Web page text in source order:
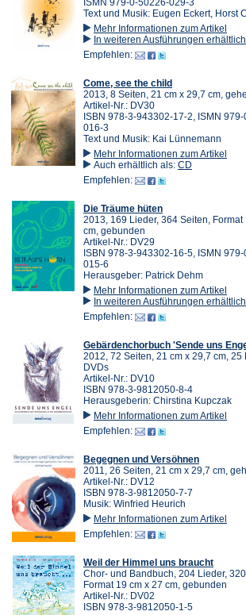
Text und Musik: Eugen Eckert, Horst
Mehr Informationen zum Artikel
In weiteren Ausführungen erhältlich
Empfehlen:
Come, see the child
2013, 8 Seiten, 21 cm x 29,7 cm,
Artikel-Nr.: DV30
ISBN 978-3-943302-17-2, ISMN
016-3
Text und Musik: Kai Lünnemann
Mehr Informationen zum Artikel
Auch erhältlich als: CD
Empfehlen:
Die Träume hüten
2013, 169 Lieder, 364 Seiten, Format
cm, gebunden
Artikel-Nr.: DV29
ISBN 978-3-943302-16-5, ISMN
015-6
Herausgeber: Patrick Dehm
Mehr Informationen zum Artikel
In weiteren Ausführungen erhältlich
Empfehlen:
Gebärdenchorbuch 'Sende uns
2012, 72 Seiten, 21 cm x 29,7 cm, 25
DVDs
Artikel-Nr.: DV10
ISBN 978-3-9812050-8-4
Herausgeberin: Chirstina Kupczak
Mehr Informationen zum Artikel
Empfehlen:
Begegnen und Versöhnen
2011, 26 Seiten, 21 cm x 29,7 cm,
Artikel-Nr.: DV12
ISBN 978-3-9812050-7-7
Musik: Winfried Heurich
Mehr Informationen zum Artikel
Empfehlen:
Weil der Himmel uns braucht
Chor- und Bandbuch, 204 Lieder, 320
Format 19 cm x 27 cm, gebunden
Artikel-Nr.: DV02
ISBN 978-3-9812050-1-5